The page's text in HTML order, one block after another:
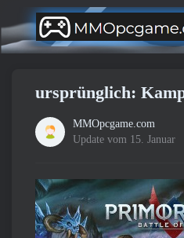
ursprünglich:
MMOpcgame.com
Update vom 15. Januar